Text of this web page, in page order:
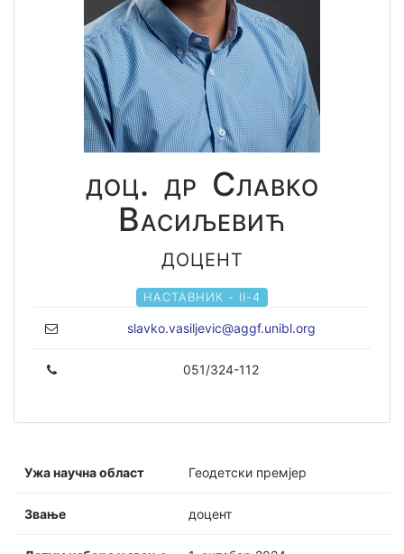
доц. др Славко
Васиљевић
доцент
НАСТАВНИК - II-4
slavko.vasiljevic@aggf.unibl.org
051/324-112
Ужа научна област Геодетски премјер
Звање доцент